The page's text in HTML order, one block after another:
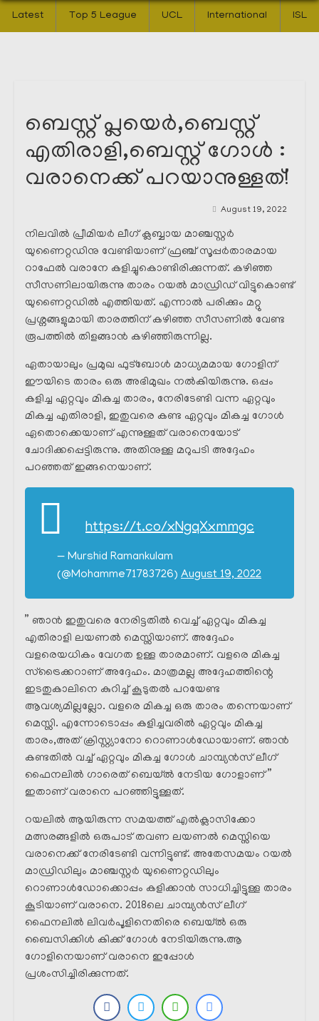
Latest Top 5 League UCL International ISL
ബെസ്റ്റ് പ്ലയെർ,ബെസ്റ്റ്
എതിരാളി,ബെസ്റ്റ് ഗോൾ :
വരാനെക്ക് പറയാനുള്ളത്!
August 19, 2022
നിലവിൽ പ്രീമിയർ ലീഗ് ക്ലബ്ബായ മാഞ്ചസ്റ്റർ
യുണൈറ്റഡിനു വേണ്ടിയാണ് ഫ്രഞ്ച് സൂപ്പർതാരമായ
റാഫേൽ വരാനേ കളിച്ചുകൊണ്ടിരിക്കുന്നത്. കഴിഞ്ഞ
സീസണിലായിരുന്നു താരം റയൽ മാഡ്രിഡ് വിട്ടുകൊണ്ട്
യുണൈറ്റഡിൽ എത്തിയത്. എന്നാൽ പരിക്കും മറ്റു
പ്രശ്നങ്ങളുമായി താരത്തിന് കഴിഞ്ഞ സീസണിൽ വേണ്ട
രൂപത്തിൽ തിളങ്ങാൻ കഴിഞ്ഞിരുന്നില്ല.
ഏതായാലും പ്രമുഖ ഫുട്ബോൾ മാധ്യമമായ ഗോളിന്
ഈയിടെ താരം ഒരു അഭിമുഖം നൽകിയിരുന്നു. ഒപ്പം
കളിച്ച ഏറ്റവും മികച്ച താരം, നേരിടേണ്ടി വന്ന ഏറ്റവും
മികച്ച എതിരാളി, ഇതുവരെ കണ്ട ഏറ്റവും മികച്ച ഗോൾ
ഏതൊക്കെയാണ് എന്നുള്ളത് വരാനെയോട്
ചോദിക്കപ്പെട്ടിരുന്നു. അതിനുള്ള മറുപടി അദ്ദേഹം
പറഞ്ഞത് ഇങ്ങനെയാണ്.
https://t.co/xNgqXxmmgc
— Murshid Ramankulam
(@Mohamme71783726) August 19, 2022
” ഞാൻ ഇതുവരെ നേരിട്ടതിൽ വെച്ച് ഏറ്റവും മികച്ച
എതിരാളി ലയണൽ മെസ്സിയാണ്. അദ്ദേഹം
വളരെയധികം വേഗത ഉള്ള താരമാണ്. വളരെ മികച്ച
സ്ട്രൈക്കറാണ് അദ്ദേഹം. മാത്രമല്ല അദ്ദേഹത്തിന്റെ
ഇടതുകാലിനെ കുറിച്ച് കൂടുതൽ പറയേണ്ട
ആവശ്യമില്ലല്ലോ. വളരെ മികച്ച ഒരു താരം തന്നെയാണ്
മെസ്സി. എന്നോടൊപ്പം കളിച്ചവരിൽ ഏറ്റവും മികച്ച
താരം,അത് ക്രിസ്റ്റ്യാനോ റൊണാൾഡോയാണ്. ഞാൻ
കണ്ടതിൽ വച്ച് ഏറ്റവും മികച്ച ഗോൾ ചാമ്പ്യൻസ് ലീഗ്
ഫൈനലിൽ ഗാരെത് ബെയ്ൽ നേടിയ ഗോളാണ് ”
ഇതാണ് വരാനെ പറഞ്ഞിട്ടുള്ളത്.
റയലിൽ ആയിരുന്ന സമയത്ത് എൽക്ലാസിക്കോ
മത്സരങ്ങളിൽ ഒരുപാട് തവണ ലയണൽ മെസ്സിയെ
വരാനെക്ക് നേരിടേണ്ടി വന്നിട്ടുണ്ട്. അതേസമയം റയൽ
മാഡ്രിഡിലും മാഞ്ചസ്റ്റർ യുണൈറ്റഡിലും
റൊണാൾഡോക്കൊപ്പം കളിക്കാൻ സാധിച്ചിട്ടുള്ള താരം
കൂടിയാണ് വരാനെ. 2018ലെ ചാമ്പ്യൻസ് ലീഗ്
ഫൈനലിൽ ലിവർപൂളിനെതിരെ ബെയ്ൽ ഒരു
ബൈസിക്കിൾ കിക്ക് ഗോൾ നേടിയിരുന്നു.ആ
ഗോളിനെയാണ് വരാനെ ഇപ്പോൾ
പ്രശംസിച്ചിരിക്കുന്നത്.